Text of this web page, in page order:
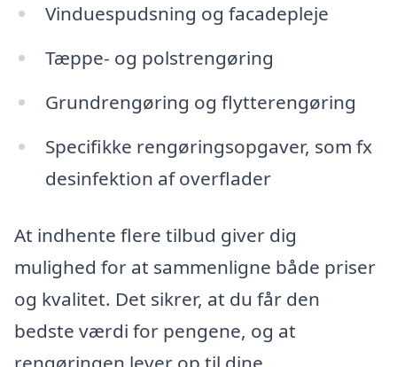
Vinduespudsning og facadepleje
Tæppe- og polstrengøring
Grundrengøring og flytterengøring
Specifikke rengøringsopgaver, som fx
desinfektion af overflader
At indhente flere tilbud giver dig
mulighed for at sammenligne både priser
og kvalitet. Det sikrer, at du får den
bedste værdi for pengene, og at